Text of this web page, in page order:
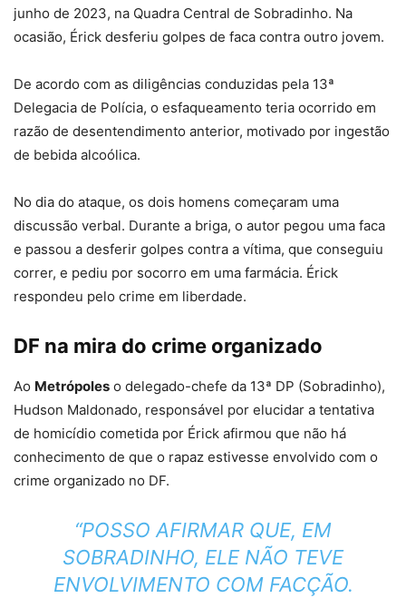
junho de 2023, na Quadra Central de Sobradinho. Na
ocasião, Érick desferiu golpes de faca contra outro jovem.
De acordo com as diligências conduzidas pela 13ª
Delegacia de Polícia, o esfaqueamento teria ocorrido em
razão de desentendimento anterior, motivado por ingestão
de bebida alcoólica.
No dia do ataque, os dois homens começaram uma
discussão verbal. Durante a briga, o autor pegou uma faca
e passou a desferir golpes contra a vítima, que conseguiu
correr, e pediu por socorro em uma farmácia. Érick
respondeu pelo crime em liberdade.
DF na mira do crime organizado
Ao Metrópoles o delegado-chefe da 13ª DP (Sobradinho),
Hudson Maldonado, responsável por elucidar a tentativa
de homicídio cometida por Érick afirmou que não há
conhecimento de que o rapaz estivesse envolvido com o
crime organizado no DF.
“POSSO AFIRMAR QUE, EM
SOBRADINHO, ELE NÃO TEVE
ENVOLVIMENTO COM FACÇÃO.